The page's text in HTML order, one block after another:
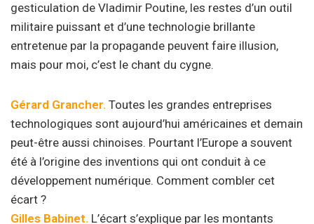
gesticulation de Vladimir Poutine, les restes d’un outil
militaire puissant et d’une technologie brillante
entretenue par la propagande peuvent faire illusion,
mais pour moi, c’est le chant du cygne.
Gérard Grancher. Toutes les grandes entreprises
technologiques sont aujourd’hui américaines et demain
peut-être aussi chinoises. Pourtant l’Europe a souvent
été à l’origine des inventions qui ont conduit à ce
développement numérique. Comment combler cet
écart ?
Gilles Babinet. L’écart s’explique par les montants